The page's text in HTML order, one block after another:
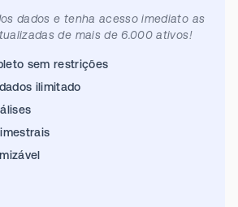
dados e tenha acesso imediato as
de mais de 6.000 ativos!
sem restrições
ilimitado